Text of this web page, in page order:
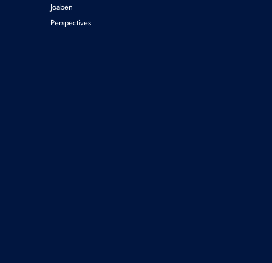
Joaben
Perspectives